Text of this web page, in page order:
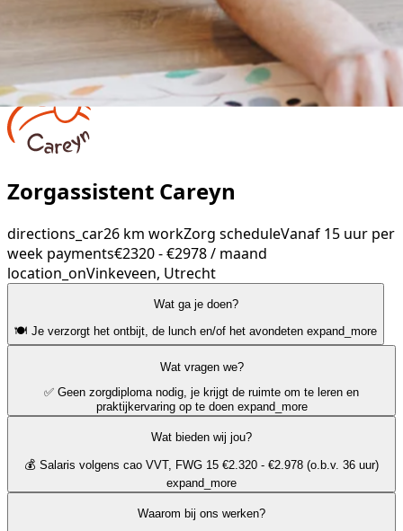
Zorgassistent Careyn
directions_car26 km workZorg scheduleVanaf 15 uur per
week payments€2320 - €2978 / maand
location_onVinkeveen, Utrecht
Wat ga je doen?
🍽️ Je verzorgt het ontbijt, de lunch en/of het avondeten expand_more
Wat vragen we?
✅ Geen zorgdiploma nodig, je krijgt de ruimte om te leren en
praktijkervaring op te doen expand_more
Wat bieden wij jou?
💰 Salaris volgens cao VVT, FWG 15 €2.320 - €2.978 (o.b.v. 36 uur)
expand_more
Waarom bij ons werken?